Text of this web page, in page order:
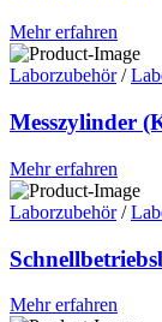
Mehr erfahren
Laborzubehör/
Messzylinder
Mehr erfahren
Laborzubehör/
Mehr erfahren